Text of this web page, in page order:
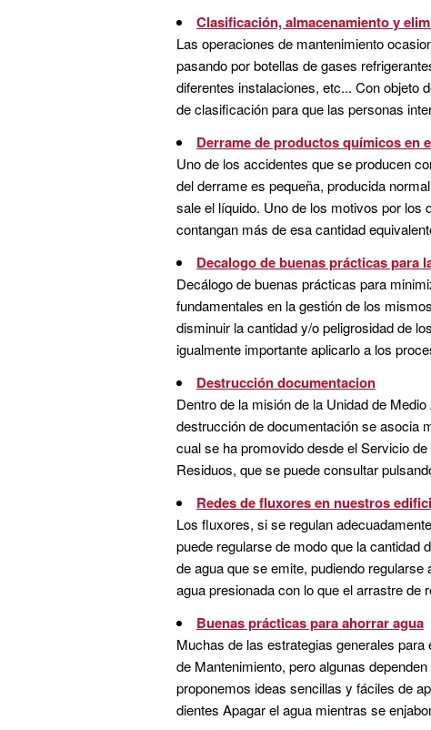
Clasificación, almacenamiento y
Las operaciones de mantenimiento
pasando por botellas de gases
diferentes instalaciones, etc... Con objeto
de clasificación para que las personas
Derrame de productos químicos en
Uno de los accidentes que se producen
del derrame es pequeña, producida
sale el líquido. Uno de los motivos por
contangan más de esa cantidad
Decalogo de buenas prácticas para
Decálogo de buenas prácticas para
fundamentales en la gestión de los
disminuir la cantidad y/o peligrosidad de
igualmente importante aplicarlo a los
Destrucción documentacion
Dentro de la misión de la Unidad de
destrucción de documentación se asocia
cual se ha promovido desde el Servicio
Residuos, que se puede consultar
Redes de fluxores en nuestros
Los fluxores, si se regulan
puede regularse de modo que la cantidad
de agua que se emite, pudiendo
agua presionada con lo que el arrastre de
Buenas prácticas para ahorrar agua
Muchas de las estrategias generales
de Mantenimiento, pero algunas
proponemos ideas sencillas y fáciles de
dientes Apagar el agua mientras se